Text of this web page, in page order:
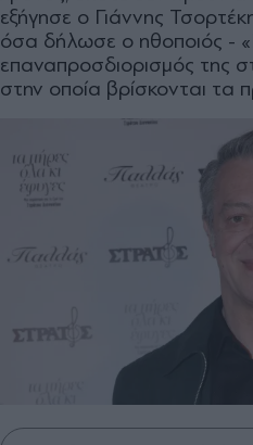
εξήγησε ο Γιάννης
όσα δήλωσε ο ηθοποιός -
επαναπροσδιορισμός της
στην οποία βρίσκονται τα